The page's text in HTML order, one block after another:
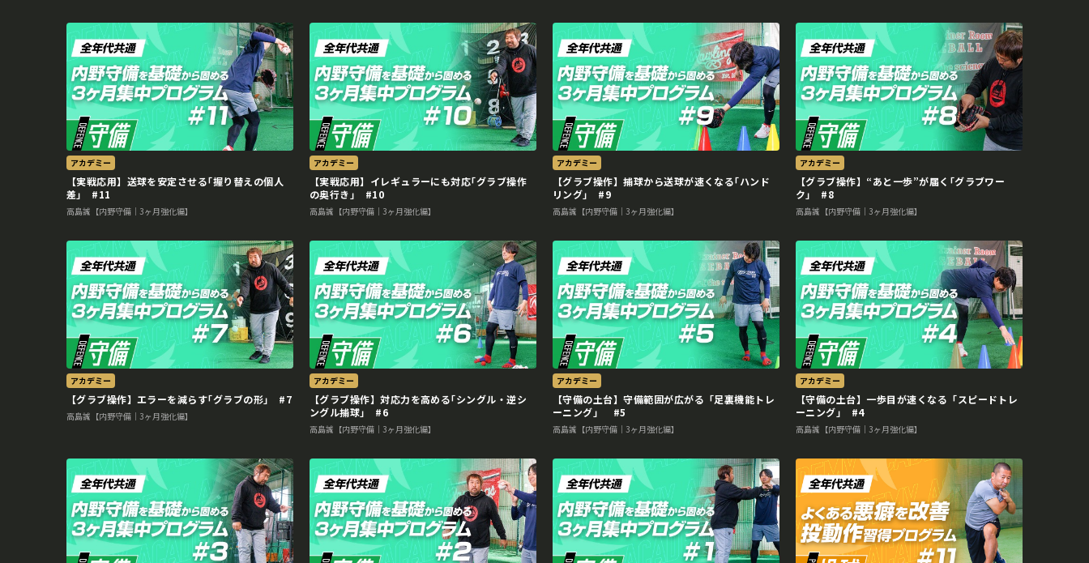
アカデミー
【実戦応用】送球を安定させる｢握り替えの個人
差｣ #11
高島誠【内野守備｜3ヶ月強化編】
アカデミー
【実戦応用】イレギュラーにも対応｢グラブ操作
の奥行き｣ #10
高島誠【内野守備｜3ヶ月強化編】
アカデミー
【グラブ操作】捕球から送球が速くなる｢ハンド
リング｣ #9
高島誠【内野守備｜3ヶ月強化編】
アカデミー
【グラブ操作】“あと一歩”が届く｢グラブワー
ク｣ #8
高島誠【内野守備｜3ヶ月強化編】
アカデミー
【グラブ操作】エラーを減らす｢グラブの形｣ #7
高島誠【内野守備｜3ヶ月強化編】
アカデミー
【グラブ操作】対応力を高める｢シングル・逆シ
ングル捕球｣ #6
高島誠【内野守備｜3ヶ月強化編】
アカデミー
【守備の土台】守備範囲が広がる「足裏機能トレ
ーニング」 #5
高島誠【内野守備｜3ヶ月強化編】
アカデミー
【守備の土台】一歩目が速くなる「スピードトレ
ーニング｣ #4
高島誠【内野守備｜3ヶ月強化編】